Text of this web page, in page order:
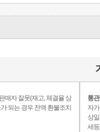
매자 잘못(재고, 체결율 상
되는 경우 전액 환불조치
통
자
상
세